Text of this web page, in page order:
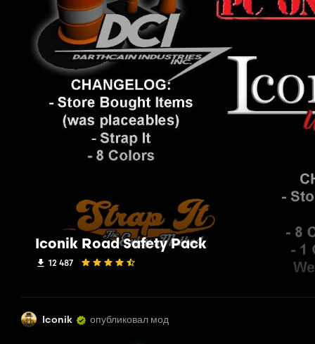
Iconik Road Safety Pack
12 487
Iconik опубликовал мод